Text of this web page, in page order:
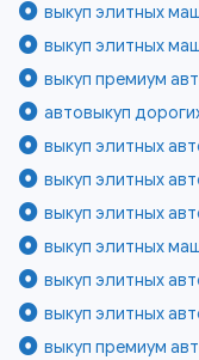
выкуп элитных
выкуп элитных
выкуп премиум
автовыкуп
выкуп элитных
выкуп элитных
выкуп элитных
выкуп элитных
выкуп элитных
выкуп элитных
выкуп премиум